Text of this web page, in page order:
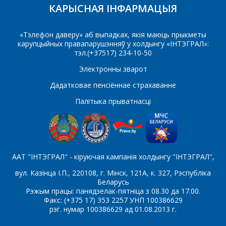
КАРЫСНАЯ ІНФАРМАЦЫЯ
«Тэлефон даверу» аб выпадках, якія маюць прыкметы
карупцыйных правапарушэнняў у холдынгу «ІНТЭГРАЛ»:
тэл.(+37517) 234-10-50
Электронны зварот
Дадатковае пенсіённае страхаванне
Палітыка прыватнасці
ААТ "ІНТЭГРАЛ" - кіруючая кампанія холдынгу "ІНТЭГРАЛ",
вул. Казінца І.П., 220108, г. Мінск, 121А, к. 327, Рэспубліка
Беларусь
Рэжым працы: панядзелак-пятніца з 08.30 да 17.00.
Факс: (+375 17) 353 2257 УНП 100386629
рэг. нумар 100386629 ад 01.08.2013 г.
E-mail
Які цікавіць тавар/паслуга
Паведамленне*
*- обязательные поля
СОХРАНИТЬ